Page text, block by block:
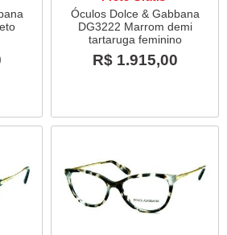
Óculos Dolce & Gabbana
DG3222 Marrom demi
tartaruga feminino
R$ 1.915,00